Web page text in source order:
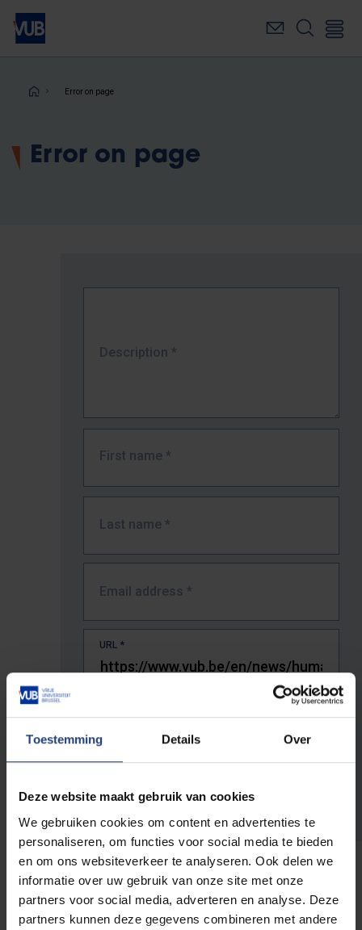
Toestemming Details Over
Deze website maakt gebruik van cookies
We gebruiken cookies om content en advertenties te
personaliseren, om functies voor social media te bieden
en om ons websiteverkeer te analyseren. Ook delen we
informatie over uw gebruik van onze site met onze
partners voor social media, adverteren en analyse. Deze
partners kunnen deze gegevens combineren met andere
Skip
main
Breadcrumb
Error on page
Error on page
Description *
First name *
Last name *
Email address *
URL *
The full URL of the page where you encountered the error.